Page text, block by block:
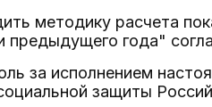
методику расчета
предыдущего года"
за исполнением
защиты